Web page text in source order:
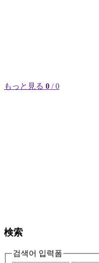
もっと見る 0 / 0
検索
검색어 입력폼